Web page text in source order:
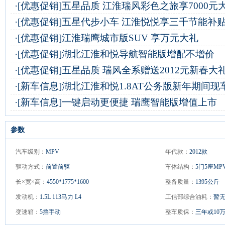
·[优惠促销]五星品质 江淮瑞风彩色之旅享7000元
·[优惠促销]五星代步小车 江淮悦悦享三千节能补
·[优惠促销]江淮瑞鹰城市版SUV 享万元大礼
·[优惠促销]湖北江淮和悦导航智能版增配不增价
·[优惠促销]五星品质 瑞风全系赠送2012元新春大
·[新车信息]湖北江淮和悦1.8AT公务版新年期间现
·[新车信息]一键启动更便捷 瑞鹰智能版增值上市
参数
汽车级别： MPV 年代款： 2012款
驱动方式： 前置前驱 车体结构： 5门5座
长×宽×高： 4550*1775*1600 整备质量： 1395公斤
发动机： 1.5L 113马力 L4 工信部综合油耗： 暂
变速箱： 5挡手动 整车质保： 三年或10